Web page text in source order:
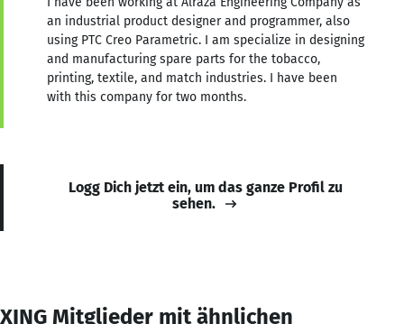
an industrial product designer and programmer, also
using PTC Creo Parametric. I am specialize in designing
and manufacturing spare parts for the tobacco,
printing, textile, and match industries. I have been
with this company for two months.
Logg Dich jetzt ein, um das ganze Profil zu
sehen.
XING Mitglieder mit ähnlichen